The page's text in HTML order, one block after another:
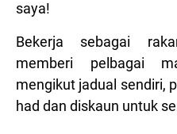
saya!
Bekerja sebagai
memberi pelbagai
mengikut jadual sendiri,
had dan diskaun untuk